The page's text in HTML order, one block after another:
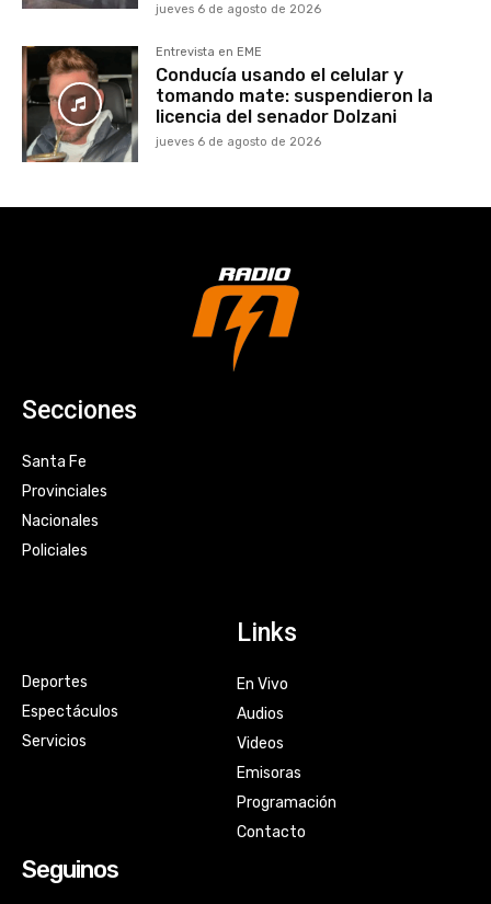
jueves 6 de agosto de 2026
Entrevista en EME
Conducía usando el celular y
tomando mate: suspendieron la
licencia del senador Dolzani
jueves 6 de agosto de 2026
Secciones
Santa Fe
Provinciales
Nacionales
Policiales
Deportes
Espectáculos
Servicios
Links
En Vivo
Audios
Videos
Emisoras
Programación
Contacto
Seguinos